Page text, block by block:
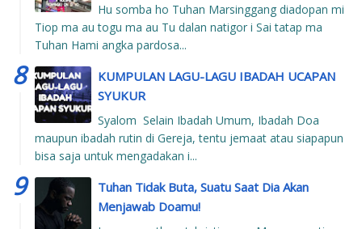
Hu somba ho Tuhan Marsinggang diadopan mi
Tiop ma au togu ma au Tu dalan natigor i Sai tatap ma
Tuhan Hami angka pardosa...
KUMPULAN LAGU-LAGU IBADAH UCAPAN
SYUKUR
Syalom Selain Ibadah Umum, Ibadah Doa
maupun ibadah rutin di Gereja, tentu jemaat atau siapapun
bisa saja untuk mengadakan i...
Tuhan Tidak Buta, Suatu Saat Dia Akan
Menjawab Doamu!